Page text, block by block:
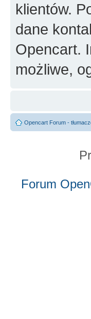
klientów.
dane
Opencart.
możliwe,
Opencart Forum -
Forum